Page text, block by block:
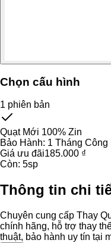
Chọn cấu hình
1 phiên bản
Quạt Mới 100% Zin
Bảo Hành: 1 Tháng Công
Giá ưu đãi185.000 ₫
Còn: 5sp
Thông tin chi
Chuyên cung cấp Thay
chính hãng, hỗ trợ thay
thuật, bảo hành uy tín tại